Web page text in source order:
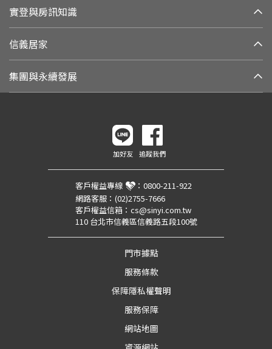
實登與房訊知識
信義居家
集團與永續發展
加好友 追蹤我們
客戶權益專線 ： 0800-211-922
網路客服： (02)2755-7666
客戶權益信箱： cs@sinyi.com.tw
110 台北市信義區信義路五段100號
門市據點
服務條款
保障隱私權聲明
服務保障
網站地圖